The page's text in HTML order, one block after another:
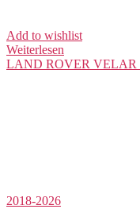
Add to wishlist
Weiterlesen
LAND ROVER VELAR
2018-2026